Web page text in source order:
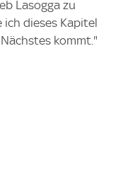
Lasogga zu
dieses Kapitel
kommt."